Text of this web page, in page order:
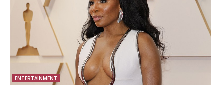
ENTERTAINMENT